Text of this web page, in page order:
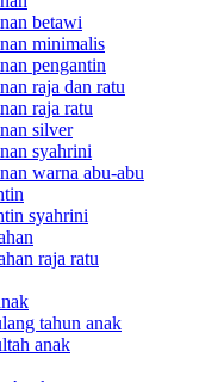
betawi
minimalis
pengantin
raja dan ratu
raja ratu
silver
syahrini
warna abu-abu
syahrini
raja ratu
tahun anak
anak